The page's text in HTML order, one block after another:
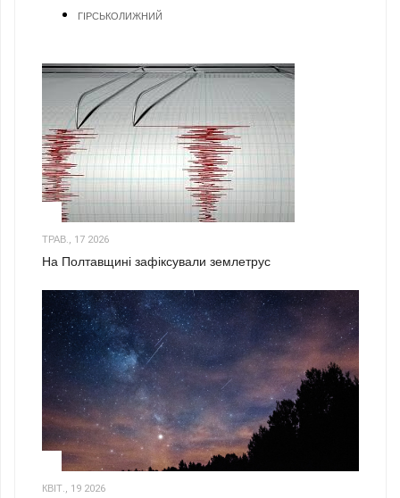
ГІРСЬКОЛИЖНИЙ
ТРАВ., 17 2026
На Полтавщині зафіксували землетрус
КВІТ., 19 2026